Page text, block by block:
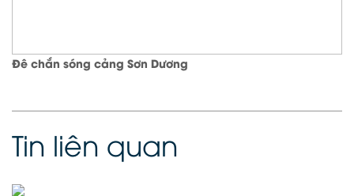
Đê chắn sóng cảng Sơn Dương
Tin liên quan